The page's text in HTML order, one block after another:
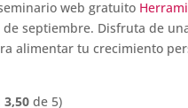
web gratuito
septiembre. Disfruta de
alimentar tu crecimiento
3,50 de 5)